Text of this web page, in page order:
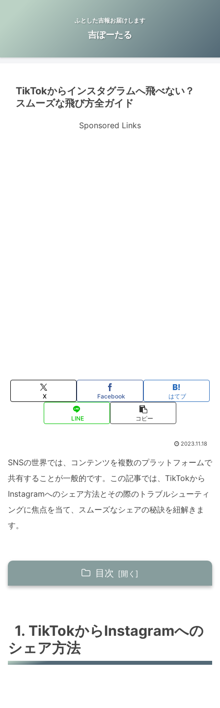
ふとした吉報お届けします
吉ぽーたる
TikTokからインスタグラムへ飛べない？
スムーズな飛び方全ガイド
Sponsored Links
X Facebook はてブ
LINE コピー
2023.11.18
SNSの世界では、コンテンツを複数のプラットフォームで
共有することが一般的です。この記事では、TikTokから
Instagramへのシェア方法とその際のトラブルシューティ
ングに焦点を当て、スムーズなシェアの秘訣を紐解きま
す。
目次
ダイレクトシェア機能の利用
2. TikTokからInstagramへ飛べない問題の原因
1. TikTokからInstagramへの
シェア方法